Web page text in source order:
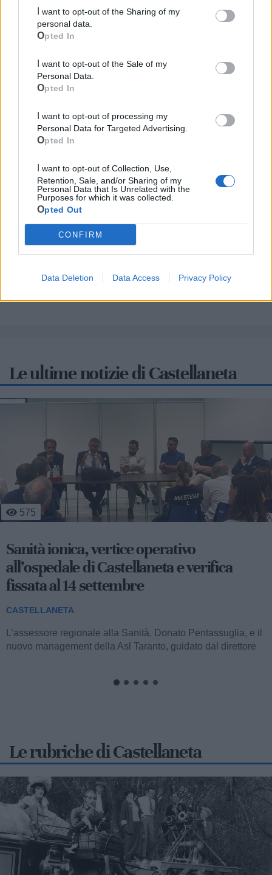
personal data.
Opted In
Personal Data.
Opted In
Personal Data for Targeted Advertising.
Opted In
Retention, Sale, and/or Sharing of my
Personal Data that Is Unrelated with the
Purposes for which it was collected.
Opted Out
CONFIRM
Data Deletion Data Access Privacy Policy
Mondo CIA
Cia Agricoltori Italiani | Puglia - Area Due
Le ultime notizie di Castellaneta
3 423
Lieto fine per "Piero": tartaruga salvata dai
bagnini di Castellaneta Marina
CASTELLANETA
Un esemplare di tartaruga Caretta caretta, simpaticamente
battezzato Piero, è stato tratto in salvo lungo il litorale di
Castellaneta Marina grazie...
Le rubriche di Castellaneta